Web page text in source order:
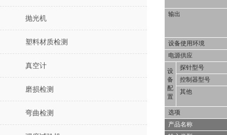
抛光机
塑料材质检测
真空计
磨损检测
弯曲检测
输出
设备使用环境
电源供应
设
备
配
置
探针型号
控制器型号
其他
选项
产品名称